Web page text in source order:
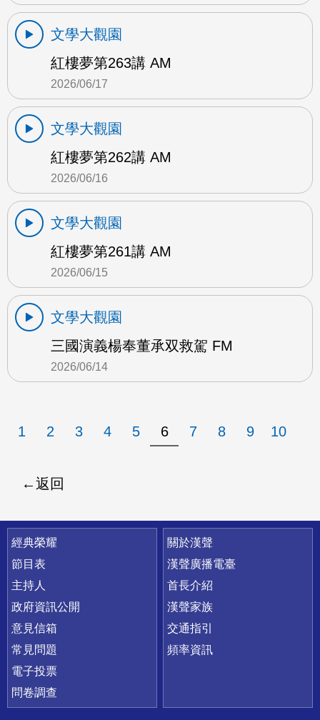
文學大觀園
紅樓夢第263講 AM
2026/06/17
文學大觀園
紅樓夢第262講 AM
2026/06/16
文學大觀園
紅樓夢第261講 AM
2026/06/15
文學大觀園
三國演義楊奉董承双救駕 FM
2026/06/14
1 2 3 4 5 6 7 8 9 10
返回
快速連結
經典榮耀
節目表
主持人
政府資訊公開
意見信箱
常見問題
電子投票
問卷調查
關於漢聲
漢聲廣播電臺
首長介紹
漢聲家族
交通指引
頻率資訊